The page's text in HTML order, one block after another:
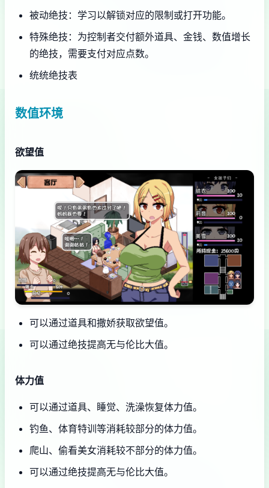
被动绝技：学习以解锁对应的限制或打开功能。
特殊绝技：为控制者交付额外道具、金钱、数值增长
的绝技，需要支付对应点数。
统统绝技表
数值环境
欲望值
可以通过道具和撒娇获取欲望值。
可以通过绝技提高无与伦比大值。
体力值
可以通过道具、睡觉、洗澡恢复体力值。
钓鱼、体育特训等消耗较部分的体力值。
爬山、偷看美女消耗较不部分的体力值。
可以通过绝技提高无与伦比大值。